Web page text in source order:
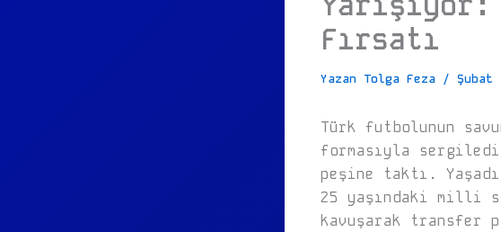
Fırsatı
Yazan Tolga Feza / Şubat
Türk futbolunun
formasıyla
peşine taktı.
25 yaşındaki milli
kavuşarak transfer